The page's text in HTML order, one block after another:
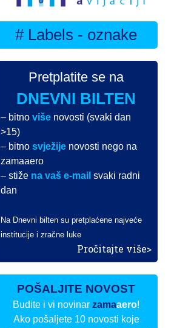
# Labels - oznake
Pretplatite se na
DNEVNI BILTEN
– bitnoviše novosti (svaki dan
>15)
– bitnosvježije novosti nego na
zamaaero
– stiže na vaš e-mail svaki radni
dan
Na Dnevni bilten su pretplaćene najveće
institucije i zračne luke
Pročitajte više>
POŠALJITE NOVOST
Budite i vi novinarzamaaero!
Ako pošaljete 10 novosti koje